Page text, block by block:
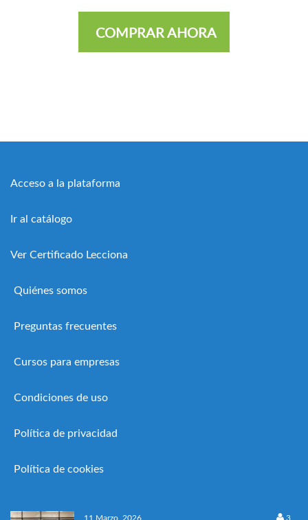
COMPRAR AHORA
Acceso a la plataforma
Ir al catálogo
Ver Certificado Lecciona
Quiénes somos
Preguntas frecuentes
Cursos para empresas
Condiciones de uso
Política de privacidad
Política de cookies
11 Marzo, 2026 3